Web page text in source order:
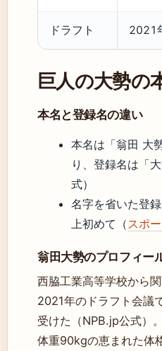
ドラフト 2021
巨人の大勢の
本名と登録名の違い
本名は「翁田 大
り、登録名は「
式）
名字を省いた登
上初めて（スポ
翁田大勢のプロフィー
西脇工業高等学校から関
2021年のドラフト会議
受けた（NPB.jp公式）
体重90kgの恵まれた体